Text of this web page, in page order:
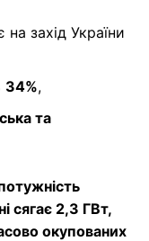
на захід України
34%,
та
сягає 2,3 ГВт,
окупованих